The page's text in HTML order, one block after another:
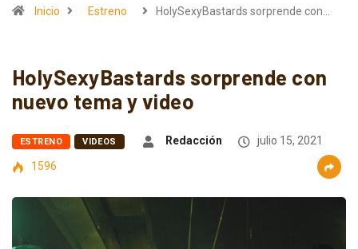
Inicio Estreno HolySexyBastards sorprende con…
HolySexyBastards sorprende con
nuevo tema y video
ESTRENO VIDEOS Redacción
julio 15, 2021
1596